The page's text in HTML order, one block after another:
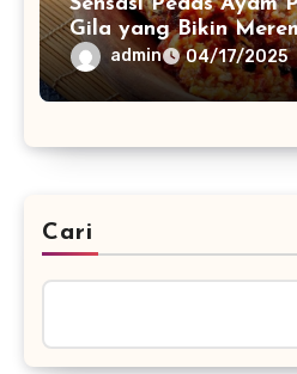
Gila yang Bikin
admin 04/17/2025
Cari